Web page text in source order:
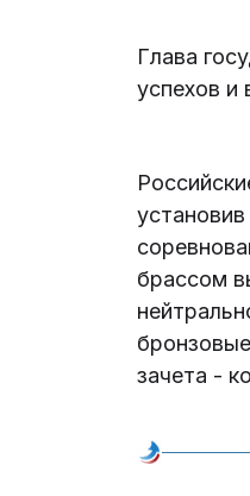
Глава
успехов и
брассом
зачета -